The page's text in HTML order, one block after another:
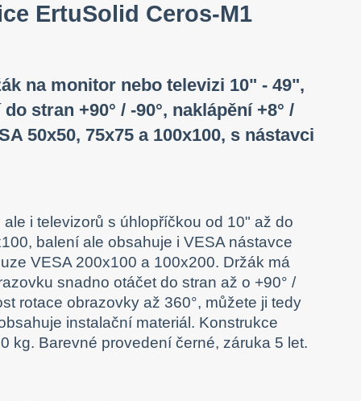
ErtuSolid Ceros-M1
na monitor nebo televizi 10" - 49",
stran +90° / -90°, naklápění +8° /
50x50, 75x75 a 100x100, s nástavci
i televizorů s úhlopříčkou od 10" až do
balení ale obsahuje i VESA nástavce
VESA 200x100 a 100x200. Držák má
snadno otáčet do stran až o +90° /
rotace obrazovky až 360°, můžete ji tedy
instalační materiál. Konstrukce
kg. Barevné provedení černé, záruka 5 let.